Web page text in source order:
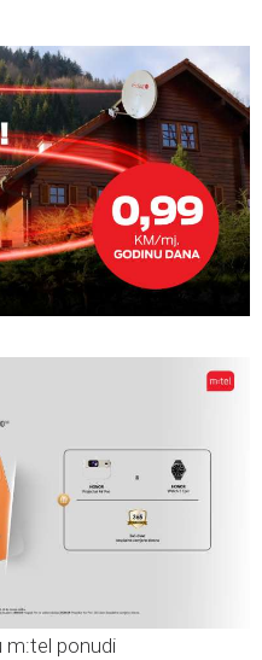
m:tel ponudi